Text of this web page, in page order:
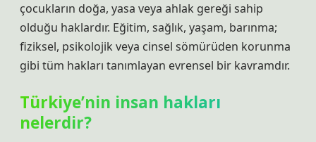
çocukların doğa, yasa veya ahlak gereği sahip
olduğu haklardır. Eğitim, sağlık, yaşam, barınma;
fiziksel, psikolojik veya cinsel sömürüden korunma
gibi tüm hakları tanımlayan evrensel bir kavramdır.
Türkiye’nin insan hakları
nelerdir?